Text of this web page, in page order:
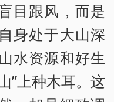
目跟风，而是
身处于大山深
水资源和好生
”上种木耳。这